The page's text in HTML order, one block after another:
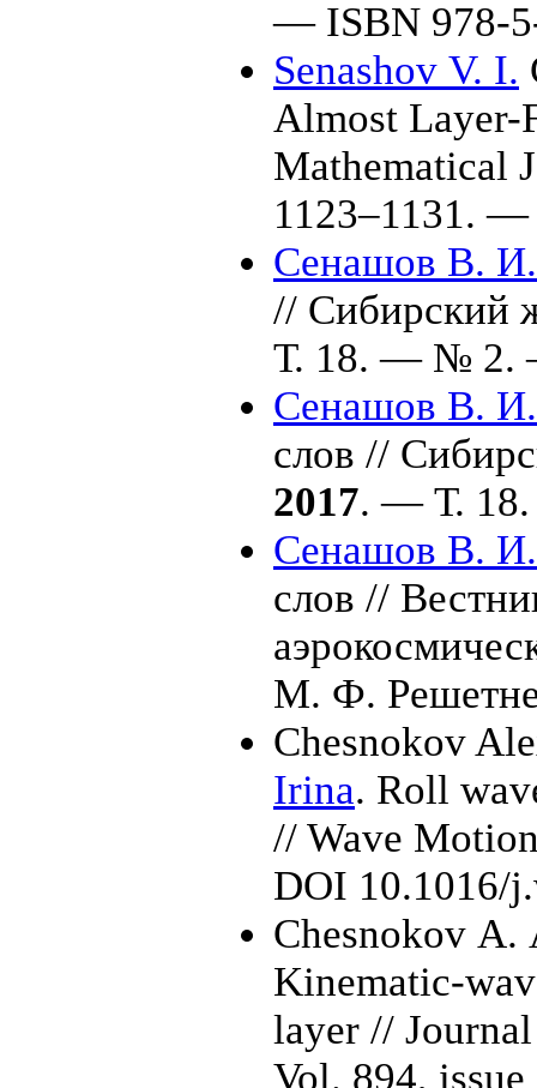
— ISBN 978-
Senashov V. I.
Almost Layer-
1123–1131. —
Сенашов В. И.
// Сибирский
Т. 18. — № 2.
Сенашов В. И.
слов //
2017. — Т.
Сенашов В. И.
слов //
М. Ф.
Chesnokov
Irina. Roll
// Wave
DOI 10.1016/
Chesnokov A.
Kinematic-
layer //
Vol. 894,